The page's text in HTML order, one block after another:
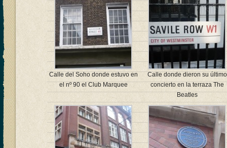
Calle del Soho donde estuvo en
el nº 90 el Club Marquee
Calle donde dieron su último
concierto en la terraza The
Beatles